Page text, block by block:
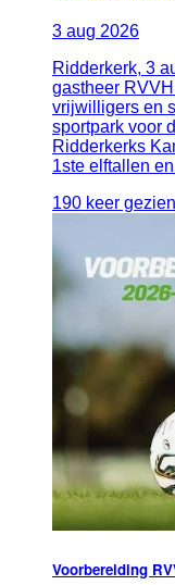
3 aug 2026
Ridderkerk, 3
gastheer
vrijwilligers en
sportpark voor
Ridderkerks
1ste elftallen
190 keer gezien
Voorbereiding